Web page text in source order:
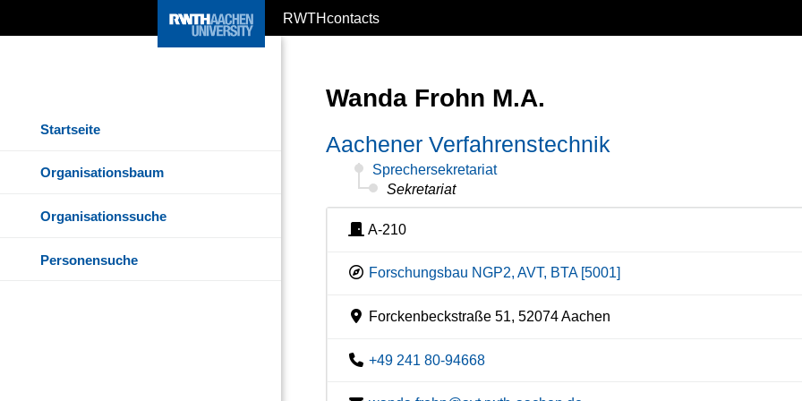
RWTHcontacts
Startseite
Organisationsbaum
Organisationssuche
Personensuche
Wanda Frohn M.A.
Aachener Verfahrenstechnik
Sprechersekretariat
Sekretariat
A-210
Forschungsbau NGP2, AVT, BTA [5001]
Forckenbeckstraße 51, 52074 Aachen
+49 241 80-94668